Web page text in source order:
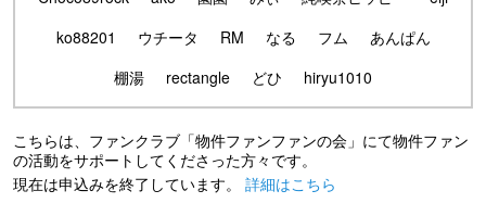
ko88201
ウチータ RM なる フム
あんぱん
棚湯
rectangle どひ hiryu1010
こちらは、ファンクラブ「物件ファンファンの会」にて物件ファン
の活動をサポートしてくださった方々です。
現在は申込みを終了しています。 詳細はこちら